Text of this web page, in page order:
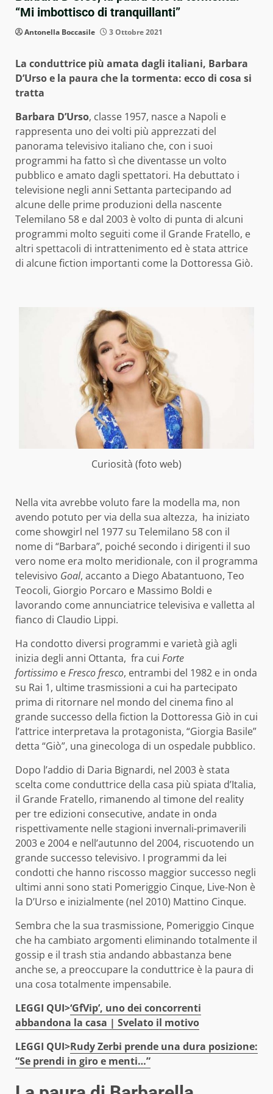
“Mi imbottisco di tranquillanti”
Antonella Boccasile 3 Ottobre 2021
La conduttrice più amata dagli italiani, Barbara
D’Urso e la paura che la tormenta: ecco di cosa si
tratta
Barbara D’Urso, classe 1957, nasce a Napoli e
rappresenta uno dei volti più apprezzati del
panorama televisivo italiano che, con i suoi
programmi ha fatto sì che diventasse un volto
pubblico e amato dagli spettatori. Ha debuttato i
televisione negli anni Settanta partecipando ad
alcune delle prime produzioni della nascente
Telemilano 58 e dal 2003 è volto di punta di alcuni
programmi molto seguiti come il Grande Fratello, e
altri spettacoli di intrattenimento ed è stata attrice
di alcune fiction importanti come la Dottoressa Giò.
Curiosità (foto web)
Nella vita avrebbe voluto fare la modella ma, non
avendo potuto per via della sua altezza, ha iniziato
come showgirl nel 1977 su Telemilano 58 con il
nome di “Barbara”, poiché secondo i dirigenti il suo
vero nome era molto meridionale, con il programma
televisivo Goal, accanto a Diego Abatantuono, Teo
Teocoli, Giorgio Porcaro e Massimo Boldi e
lavorando come annunciatrice televisiva e valletta al
fianco di Claudio Lippi.
Ha condotto diversi programmi e varietà già agli
inizia degli anni Ottanta, fra cui Forte
fortissimo eFresco fresco, entrambi del 1982 e in onda
su Rai 1, ultime trasmissioni a cui ha partecipato
prima di ritornare nel mondo del cinema fino al
grande successo della fiction la Dottoressa Giò in cui
l’attrice interpretava la protagonista, “Giorgia Basile”
detta “Giò”, una ginecologa di un ospedale pubblico.
Dopo l’addio di Daria Bignardi, nel 2003 è stata
scelta come conduttrice della casa più spiata d’Italia,
il Grande Fratello, rimanendo al timone del reality
per tre edizioni consecutive, andate in onda
rispettivamente nelle stagioni invernali-primaverili
2003 e 2004 e nell’autunno del 2004, riscuotendo un
grande successo televisivo. I programmi da lei
condotti che hanno riscosso maggior successo negli
ultimi anni sono stati Pomeriggio Cinque, Live-Non è
la D’Urso e inizialmente (nel 2010) Mattino Cinque.
Sembra che la sua trasmissione, Pomeriggio Cinque
che ha cambiato argomenti eliminando totalmente il
gossip e il trash stia andando abbastanza bene
anche se, a preoccupare la conduttrice è la paura di
una cosa totalmente impensabile.
LEGGI QUI>‘GfVip’, uno dei concorrenti
abbandona la casa | Svelato il motivo
LEGGI QUI>Rudy Zerbi prende una dura posizione:
“Se prendi in giro e menti…”